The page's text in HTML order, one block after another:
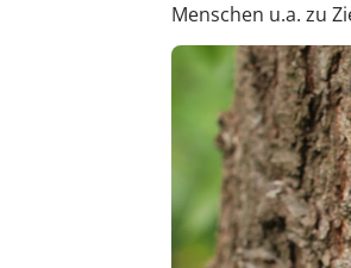
Menschen u.a. zu